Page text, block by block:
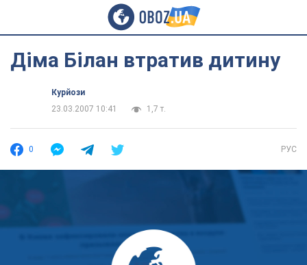
Діма Білан втратив дитину
Курйози
23.03.2007 10:41
1,7 т.
0 РУС